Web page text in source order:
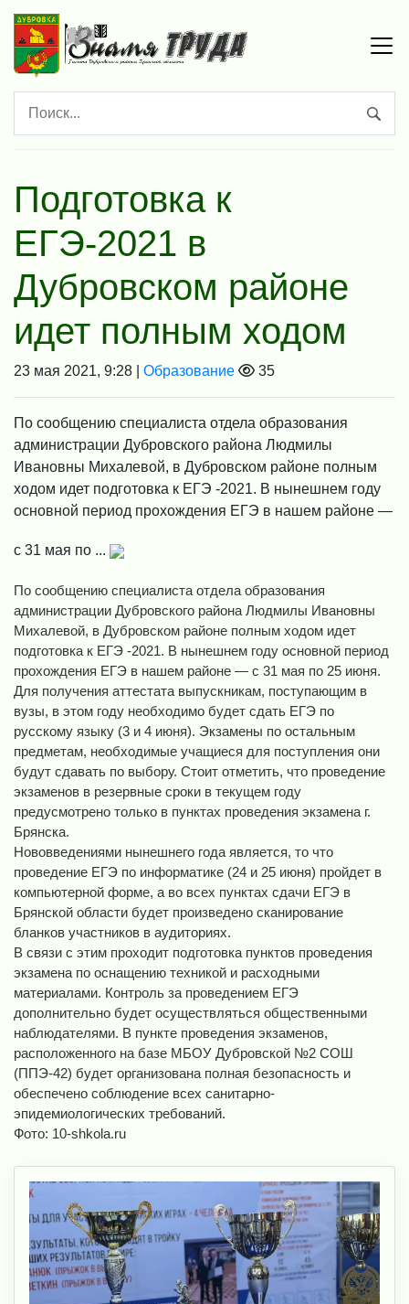
Подготовка к
ЕГЭ-2021 в
Дубровском районе
идет полным ходом
23 мая 2021, 9:28 | Образование 35
По сообщению специалиста отдела образования
администрации Дубровского района Людмилы
Ивановны Михалевой, в Дубровском районе полным
ходом идет подготовка к ЕГЭ -2021. В нынешнем году
основной период прохождения ЕГЭ в нашем районе —
с 31 мая по ...
По сообщению специалиста отдела образования
администрации Дубровского района Людмилы Ивановны
Михалевой, в Дубровском районе полным ходом идет
подготовка к ЕГЭ -2021. В нынешнем году основной период
прохождения ЕГЭ в нашем районе — с 31 мая по 25 июня.
Для получения аттестата выпускникам, поступающим в
вузы, в этом году необходимо будет сдать ЕГЭ по
русскому языку (3 и 4 июня). Экзамены по остальным
предметам, необходимые учащиеся для поступления они
будут сдавать по выбору. Стоит отметить, что проведение
экзаменов в резервные сроки в текущем году
предусмотрено только в пунктах проведения экзамена г.
Брянска.
Нововведениями нынешнего года является, то что
проведение ЕГЭ по информатике (24 и 25 июня) пройдет в
компьютерной форме, а во всех пунктах сдачи ЕГЭ в
Брянской области будет произведено сканирование
бланков участников в аудиториях.
В связи с этим проходит подготовка пунктов проведения
экзамена по оснащению техникой и расходными
материалами. Контроль за проведением ЕГЭ
дополнительно будет осуществляться общественными
наблюдателями. В пункте проведения экзаменов,
расположенного на базе МБОУ Дубровской №2 СОШ
(ППЭ-42) будет организована полная безопасность и
обеспечено соблюдение всех санитарно-
эпидемиологических требований.
Фото: 10-shkola.ru